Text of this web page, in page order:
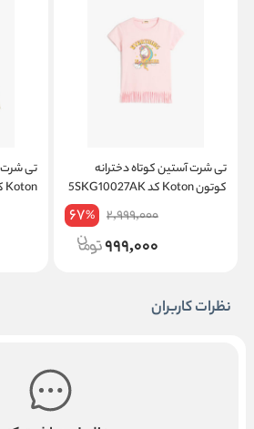
تی شرت آستین کوتاه دخترانه
کوتون Koton کد 5SKG10027AK
2,999,000
67%
999,000
تی شرت
Koton کد 5WKG10207AK
نظرات کاربران